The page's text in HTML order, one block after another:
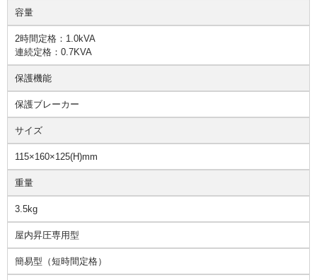
容量
2時間定格：1.0kVA
連続定格：0.7KVA
保護機能
保護ブレーカー
サイズ
115×160×125(H)mm
重量
3.5kg
屋内昇圧専用型
簡易型（短時間定格）